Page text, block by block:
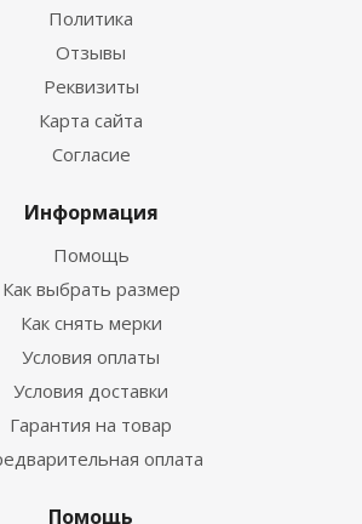
водных видов спорта
Политика
Отзывы
Реквизиты
Карта сайта
Согласие
Информация
Помощь
Как выбрать размер
Как снять мерки
Условия оплаты
Условия доставки
Гарантия на товар
оплата
Помощь